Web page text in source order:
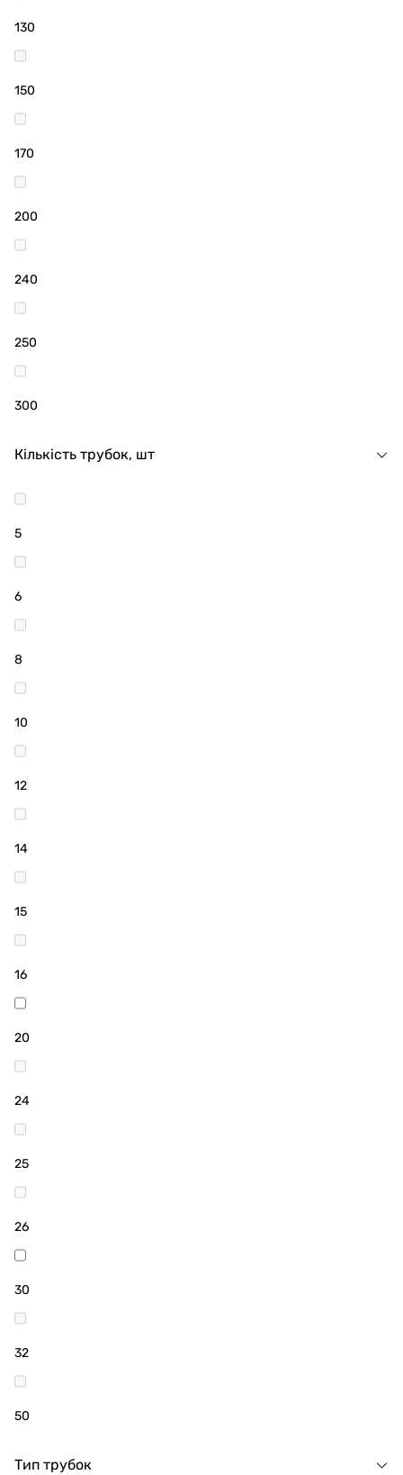
130
150
170
200
240
250
300
Кількість трубок, шт
5
6
8
10
12
14
15
16
20
24
25
26
30
32
50
Тип трубок